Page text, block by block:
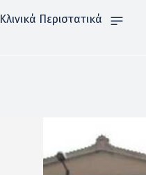
Κλινικά Περιστατικά